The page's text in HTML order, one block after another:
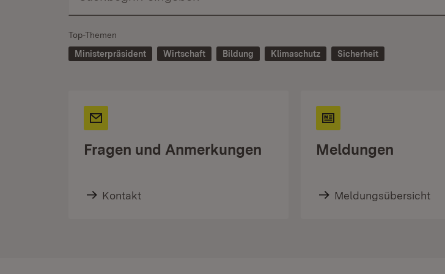
Top-Themen
Ministerpräsident
Wirtschaft Bildung Klimaschutz Sicherheit
Fragen und Anmerkungen
Kontakt
Meldungen
Meldungsübersicht